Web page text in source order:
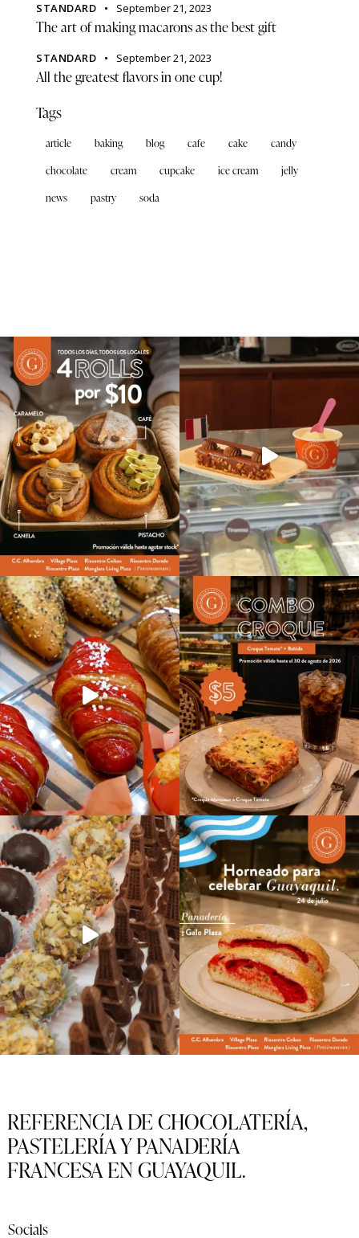
STANDARD September 21, 2023
The art of making macarons as the best gift
STANDARD September 21, 2023
All the greatest flavors in one cup!
Tags
article baking blog cafe cake
candy
chocolate
cream cupcake ice cream
jelly
news
pastry soda
REFERENCIA DE CHOCOLATERÍA,
PASTELERÍA Y PANADERÍA
FRANCESA EN GUAYAQUIL.
Socials